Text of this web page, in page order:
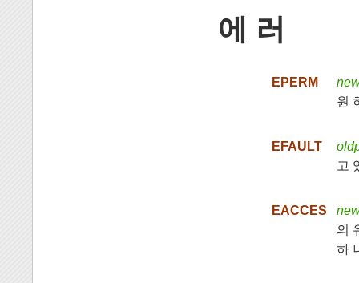
에 러
EPERM
원
EFAULT
고
EACCES
의
하